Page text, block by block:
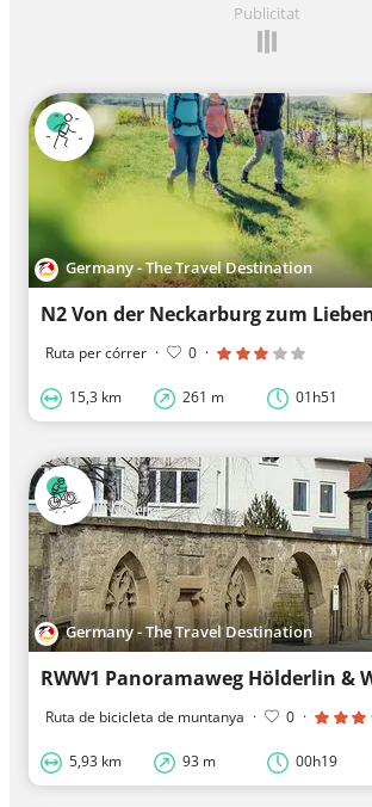
Publicitat
Germany - The Travel Destination
Ruta per córrer · 0 ·
15,3 km 261 m 01h51
Germany - The Travel Destination
RWW1 Panoramaweg Hölderlin &
Ruta de bicicleta de muntanya · 0 ·
5,93 km 93 m 00h19